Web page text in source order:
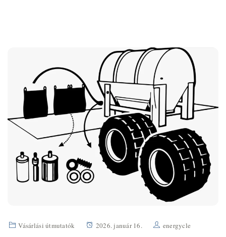
Vásárlási útmutatók 2026. január 16. energycle